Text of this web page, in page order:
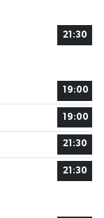
21:30
19:00
19:00
21:30
21:30